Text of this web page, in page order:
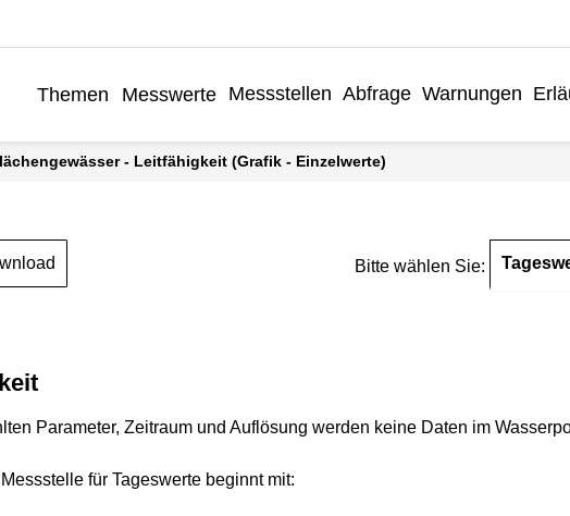
Themen Messwerte Messstellen Abfrage Warnungen
- Leitfähigkeit (Grafik - Einzelwerte)
Bitte wählen Sie:
Parameter, Zeitraum und Auflösung werden keine Daten im
für Tageswerte beginnt mit: